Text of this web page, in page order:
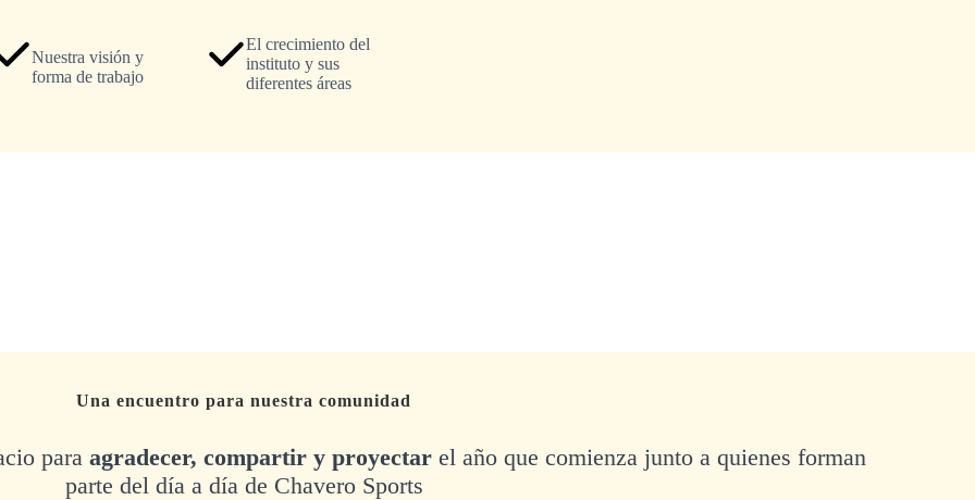
Nuestra visión y
forma de trabajo
El crecimiento del
instituto y sus
diferentes áreas
Una encuentro para nuestra comunidad
para agradecer, compartir y proyectar el año que comienza junto a quienes forman
parte del día a día de Chavero Sports